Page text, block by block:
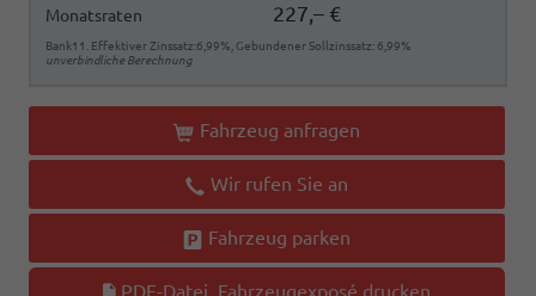
Monatsraten
227,– €
Bank11. Effektiver Zinssatz:6,99%, Gebundener Sollzinssatz: 6,99%
unverbindliche Berechnung
Fahrzeug anfragen
Wir rufen Sie an
Fahrzeug parken
PDF-Datei, Fahrzeugexposé drucken